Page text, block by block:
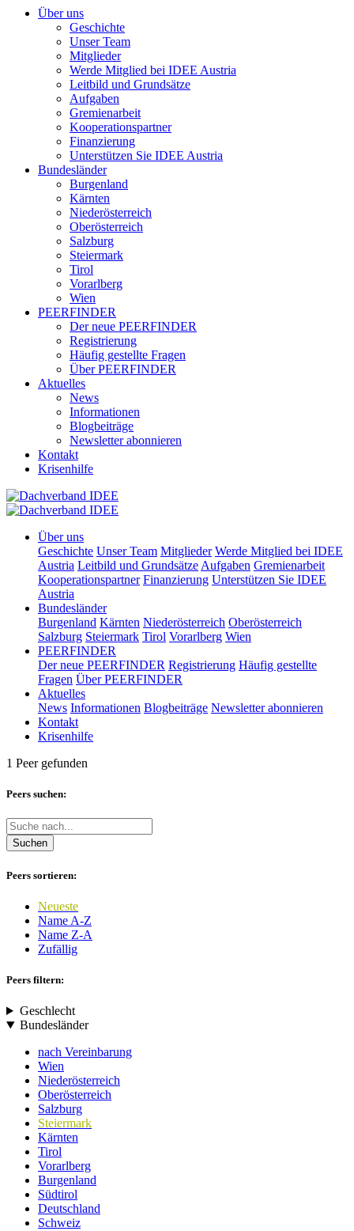
Über uns
Geschichte
Unser Team
Mitglieder
Werde Mitglied bei IDEE Austria
Leitbild und Grundsätze
Aufgaben
Gremienarbeit
Kooperationspartner
Finanzierung
Unterstützen Sie IDEE Austria
Bundesländer
Burgenland
Kärnten
Niederösterreich
Oberösterreich
Salzburg
Steiermark
Tirol
Vorarlberg
Wien
PEERFINDER
Der neue PEERFINDER
Registrierung
Häufig gestellte Fragen
Über PEERFINDER
Aktuelles
News
Informationen
Blogbeiträge
Newsletter abonnieren
Kontakt
Krisenhilfe
Über uns
Geschichte Unser Team Mitglieder Werde Mitglied bei IDEE
Austria Leitbild und Grundsätze Aufgaben Gremienarbeit
Kooperationspartner Finanzierung Unterstützen Sie IDEE
Austria
Bundesländer
Burgenland Kärnten Niederösterreich Oberösterreich
Salzburg Steiermark Tirol Vorarlberg Wien
PEERFINDER
Der neue PEERFINDER Registrierung Häufig gestellte
Fragen Über PEERFINDER
Aktuelles
News Informationen Blogbeiträge Newsletter abonnieren
Kontakt
Krisenhilfe
1 Peer gefunden
Peers suchen:
Suchen
Peers sortieren:
Neueste
Name A-Z
Name Z-A
Zufällig
Peers filtern:
Geschlecht
Bundesländer
nach Vereinbarung
Wien
Niederösterreich
Oberösterreich
Salzburg
Steiermark
Kärnten
Tirol
Vorarlberg
Burgenland
Südtirol
Deutschland
Schweiz